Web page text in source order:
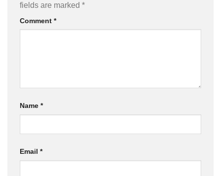
fields are marked *
Comment *
Name *
Email *